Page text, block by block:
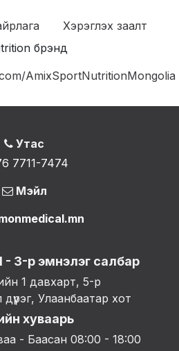
Хэрэглэх заалт
брэнд
AmixSportNutritionMongolia
Утас
7711-7474
Мэйл
3-р эмнэлэг салбар
1 давхарт, 5-р
Улаанбаатар хот
хуваарь
- Баасан 08:00 - 18:00